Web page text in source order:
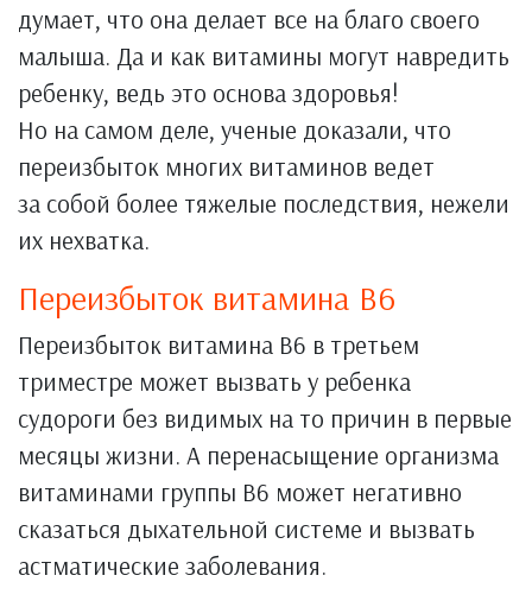
думает, что она делает все на благо своего
малыша. Да и как витамины могут навредить
ребенку, ведь это основа здоровья!
Но на самом деле, ученые доказали, что
переизбыток многих витаминов ведет
за собой более тяжелые последствия, нежели
их нехватка.
Переизбыток витамина В6
Переизбыток витамина В6 в третьем
триместре может вызвать у ребенка
судороги без видимых на то причин в первые
месяцы жизни. А перенасыщение организма
витаминами группы В6 может негативно
сказаться дыхательной системе и вызвать
астматические заболевания.